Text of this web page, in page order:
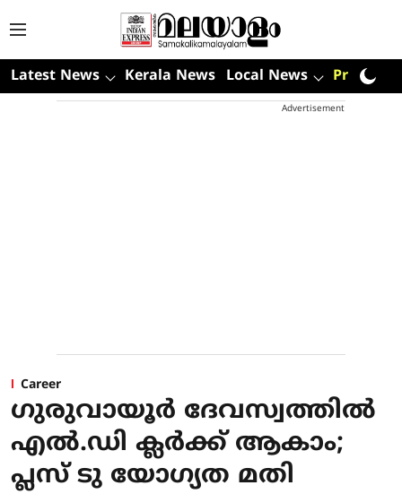
Latest News Kerala News Local News Premium
Advertisement
Career
ഗുരുവായൂർ ദേവസ്വത്തിൽ
എൽ.ഡി ക്ലർക്ക് ആകാം;
പ്ലസ് ടു യോഗ്യത മതി